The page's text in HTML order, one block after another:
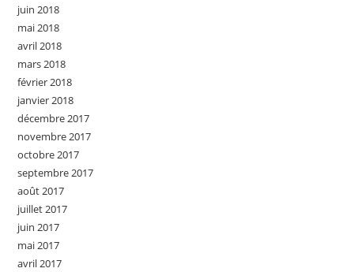
juin 2018
mai 2018
avril 2018
mars 2018
février 2018
janvier 2018
décembre 2017
novembre 2017
octobre 2017
septembre 2017
août 2017
juillet 2017
juin 2017
mai 2017
avril 2017